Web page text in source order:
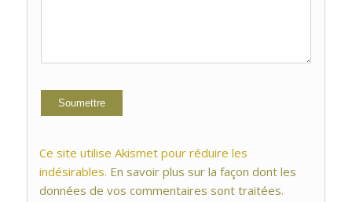
Ce site utilise Akismet pour réduire les
indésirables. En savoir plus sur la façon dont les
données de vos commentaires sont traitées.